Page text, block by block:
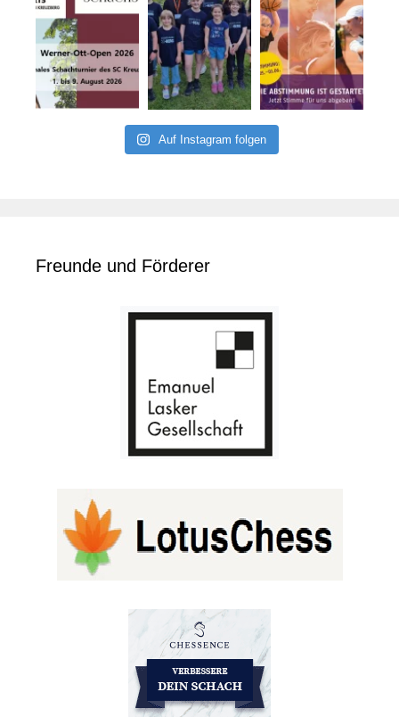
Auf Instagram folgen
Freunde und Förderer